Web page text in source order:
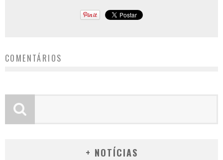
COMENTÁRIOS
+ NOTÍCIAS